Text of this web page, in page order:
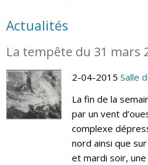
Actualités
La tempête du 31 mars
2-04-2015 Salle
La fin de la
par un vent
complexe
nord ainsi que
et mardi soir,